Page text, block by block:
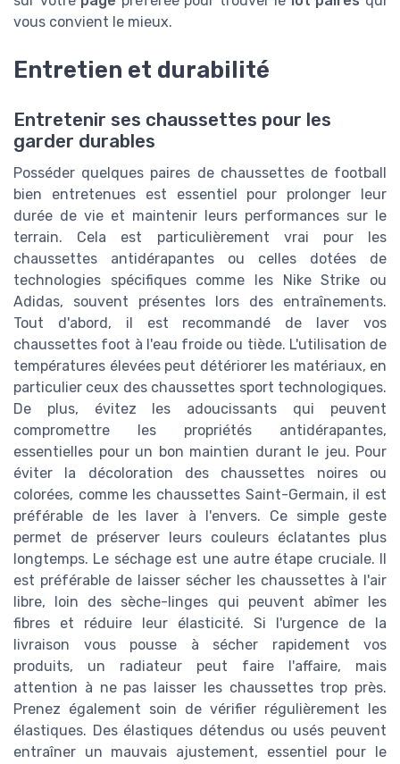
vous convient le mieux.
Entretien et durabilité
Entretenir ses chaussettes pour les
garder durables
Posséder quelques paires de chaussettes de football
bien entretenues est essentiel pour prolonger leur
durée de vie et maintenir leurs performances sur le
terrain. Cela est particulièrement vrai pour les
chaussettes antidérapantes ou celles dotées de
technologies spécifiques comme les Nike Strike ou
Adidas, souvent présentes lors des entraînements.
Tout d'abord, il est recommandé de laver vos
chaussettes foot à l'eau froide ou tiède. L'utilisation de
températures élevées peut détériorer les matériaux, en
particulier ceux des chaussettes sport technologiques.
De plus, évitez les adoucissants qui peuvent
compromettre les propriétés antidérapantes,
essentielles pour un bon maintien durant le jeu. Pour
éviter la décoloration des chaussettes noires ou
colorées, comme les chaussettes Saint-Germain, il est
préférable de les laver à l'envers. Ce simple geste
permet de préserver leurs couleurs éclatantes plus
longtemps. Le séchage est une autre étape cruciale. Il
est préférable de laisser sécher les chaussettes à l'air
libre, loin des sèche-linges qui peuvent abîmer les
fibres et réduire leur élasticité. Si l'urgence de la
livraison vous pousse à sécher rapidement vos
produits, un radiateur peut faire l'affaire, mais
attention à ne pas laisser les chaussettes trop près.
Prenez également soin de vérifier régulièrement les
élastiques. Des élastiques détendus ou usés peuvent
entraîner un mauvais ajustement, essentiel pour le